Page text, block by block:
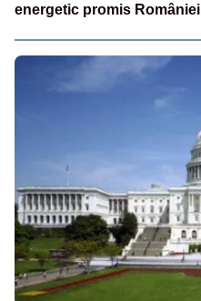
energetic promis României